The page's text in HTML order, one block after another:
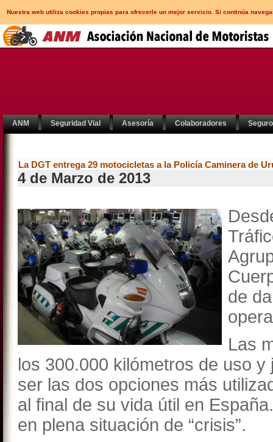
Nuestra web utiliza cookies propias para ofrecerle un mejor servicio. Si continúa
ANM Seguridad Vial Asesoría Colaboradores
La DGT entrega 29 motocicletas a la Policía Caminera de
4 de Marzo de 2013
de
Las
los 300.000 kilómetros de uso
ser las dos opciones más
al final de su vida útil en
en plena situación de “crisis”.